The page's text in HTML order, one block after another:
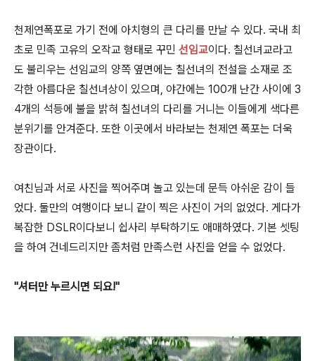
천제연폭포로 가기 전에 아치형의 큰 다리를 만날 수 있다. 국내 최
초로 민족 고유의 오작교 형태로 꾸민 선임교이다. 칠선녀교라고
도 불리우는 선임교의 양쪽 옆면에는 칠선녀의 전설을 소재로 조
각한 아름다운 칠선녀상이 있으며, 야간에는 100개 난간 사이에 3
4개의 석등에 불을 밝혀 칠선녀의 다리를 거니는 이들에게 색다른
분위기를 안겨준다. 또한 이곳에서 바라보는 천제연 폭포는 더욱
장관이다.
여친님과 서로 사진을 찍어주며 놀고 있는데 문득 아쉬운 감이 들
었다. 둘만의 여행이다 보니 같이 찍은 사진이 거의 없었다. 게다가
복잡한 DSLR이다보니 쉽사리 부탁하기도 애매하였다. 기본 셋팅
을 하여 건네드리지만 좀처럼 만족스런 사진을 얻을 수 없었다.
"셔터만 누르시면 되요!"